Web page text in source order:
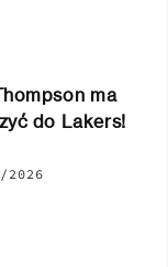
ma
do Lakers!
2026